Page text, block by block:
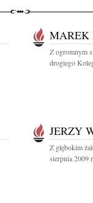
MAREK
Z ogromnym
drogiego
JERZY
Z głębokim
sierpnia 2009